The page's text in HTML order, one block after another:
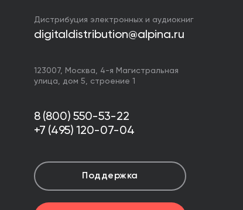
Дистрибуция электронных и аудиокниг
digitaldistribution@alpina.ru
123007, Москва
4-я Магистральная
улица, дом 5, строение 1
8 (800) 550-53-22
+7 (495) 120-07-04
Поддержка